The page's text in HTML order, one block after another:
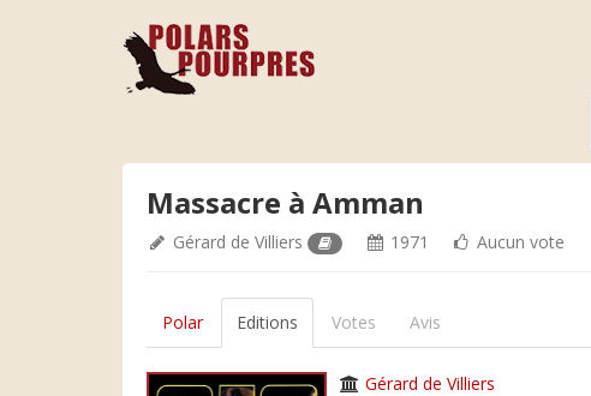
Massacre à Amman
Gérard de Villiers 1971 Aucun vote
Polar Editions Votes Avis
Gérard de Villiers